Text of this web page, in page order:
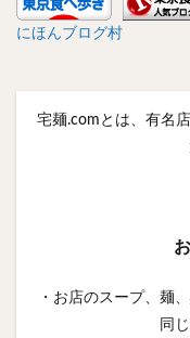
にほんブログ村
宅麺.comとは、有名
・お店のスープ、麺
同